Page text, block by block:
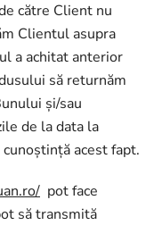
către Client nu
Clientul asupra
a achitat anterior
să returnăm
și/sau
de la data la
acest fapt.
pot face
să transmită